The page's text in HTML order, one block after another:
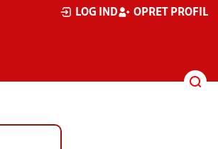
LOG IND OPRET PROFIL